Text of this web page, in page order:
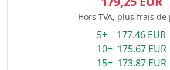
Hors TVA, plus frais de
5+ 177.46 EUR
10+ 175.67 EUR
15+ 173.87 EUR